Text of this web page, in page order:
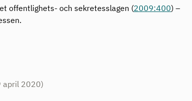
offentlighets- och sekretesslagen (2009:400) –
april 2020)